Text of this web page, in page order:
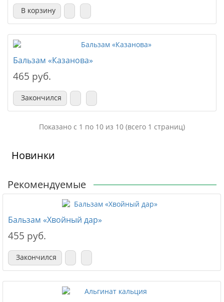
В корзину
Бальзам «Казанова»
465 руб.
Закончился
Показано с 1 по 10 из 10 (всего 1 страниц)
Новинки
Рекомендуемые
Бальзам «Хвойный дар»
455 руб.
Закончился